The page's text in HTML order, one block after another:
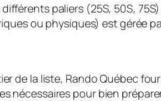
paliers (25S, 50S,
ou physiques) est gérée
de la liste, Rando Québec
nécessaires pour bien